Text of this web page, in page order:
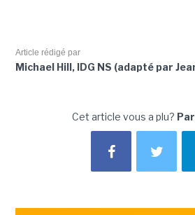
Article rédigé par
Michael Hill, IDG NS (adapté par
Cet article vous a plu?